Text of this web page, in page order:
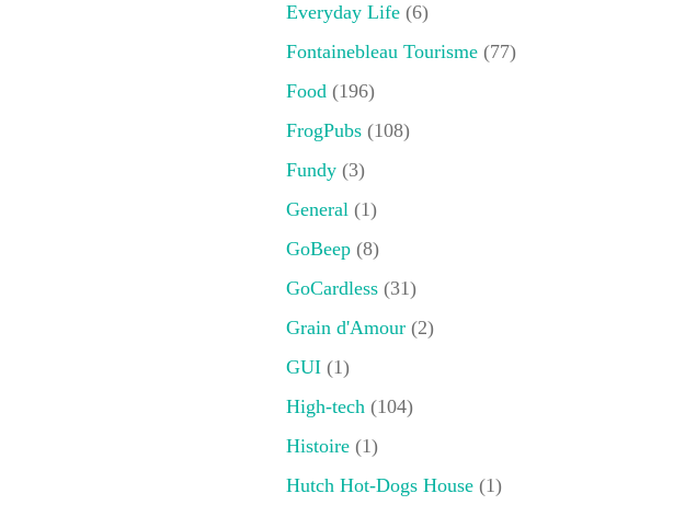
Everyday Life(6)
Fontainebleau Tourisme(77)
Food(196)
FrogPubs(108)
Fundy(3)
General(1)
GoBeep(8)
GoCardless(31)
Grain d'Amour(2)
GUI(1)
High-tech(104)
Histoire(1)
Hutch Hot-Dogs House(1)